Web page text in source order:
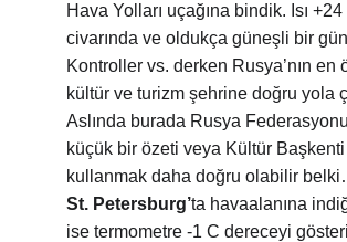
Hava Yolları uçağına bindik. Isı
civarında ve oldukça güneşli bir
Kontroller vs. derken Rusya’nın en
kültür ve turizm şehrine doğru yola
Aslında burada Rusya
küçük bir özeti veya Kültür
kullanmak daha doğru olabilir
St. Petersburg’ta havaalanına
ise termometre -1 C dereceyi